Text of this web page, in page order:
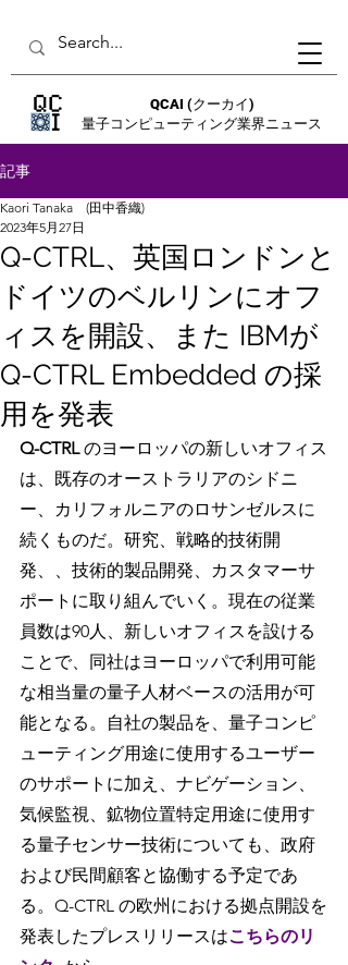
QCAI (クーカイ)
量子コンピューティング業界ニュース
記事
Q-CTRL、英国ロンドンと
ドイツのベルリンにオフ
ィスを開設、また IBMが
Q-CTRL Embedded の採
用を発表
Kaori Tanaka (田中香織)
2023年5月27日
Q-CTRL のヨーロッパの新しいオフィス
は、既存のオーストラリアのシドニ
ー、カリフォルニアのロサンゼルスに
続くものだ。研究、戦略的技術開
発、、技術的製品開発、カスタマーサ
ポートに取り組んでいく。現在の従業
員数は90人、新しいオフィスを設ける
ことで、同社はヨーロッパで利用可能
な相当量の量子人材ベースの活用が可
能となる。自社の製品を、量子コンピ
ューティング用途に使用するユーザー
のサポートに加え、ナビゲーション、
気候監視、鉱物位置特定用途に使用す
る量子センサー技術についても、政府
および民間顧客と協働する予定であ
る。Q-CTRL の欧州における拠点開設を
発表したプレスリリースはこちらのリ